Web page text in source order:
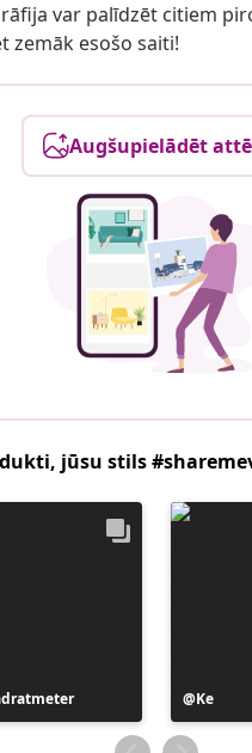
var palīdzēt citiem
zemāk esošo saiti!
Augšupielādēt
jūsu stils
Ierakstu
Ke